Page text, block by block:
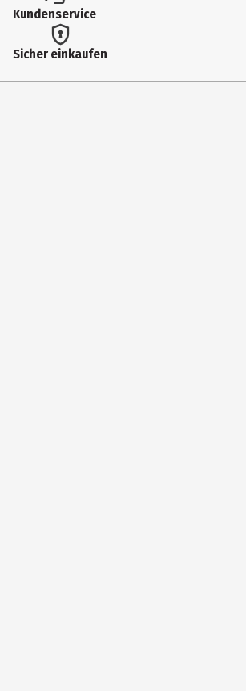
Kundenservice
Sicher einkaufen